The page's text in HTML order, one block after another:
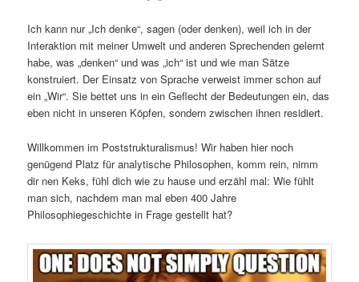
Ich kann nur „Ich denke“, sagen (oder denken), weil ich in der
Interaktion mit meiner Umwelt und anderen Sprechenden gelernt
habe, was „denken“ und was „ich“ ist und wie man Sätze
konstruiert. Der Einsatz von Sprache verweist immer schon auf
ein „Wir“. Sie bettet uns in ein Geflecht der Bedeutungen ein, das
eben nicht in unseren Köpfen, sondern zwischen ihnen residiert.
Willkommen im Poststrukturalismus! Wir haben hier noch
genügend Platz für analytische Philosophen, komm rein, nimm
dir nen Keks, fühl dich wie zu hause und erzähl mal: Wie fühlt
man sich, nachdem man mal eben 400 Jahre
Philosophiegeschichte in Frage gestellt hat?